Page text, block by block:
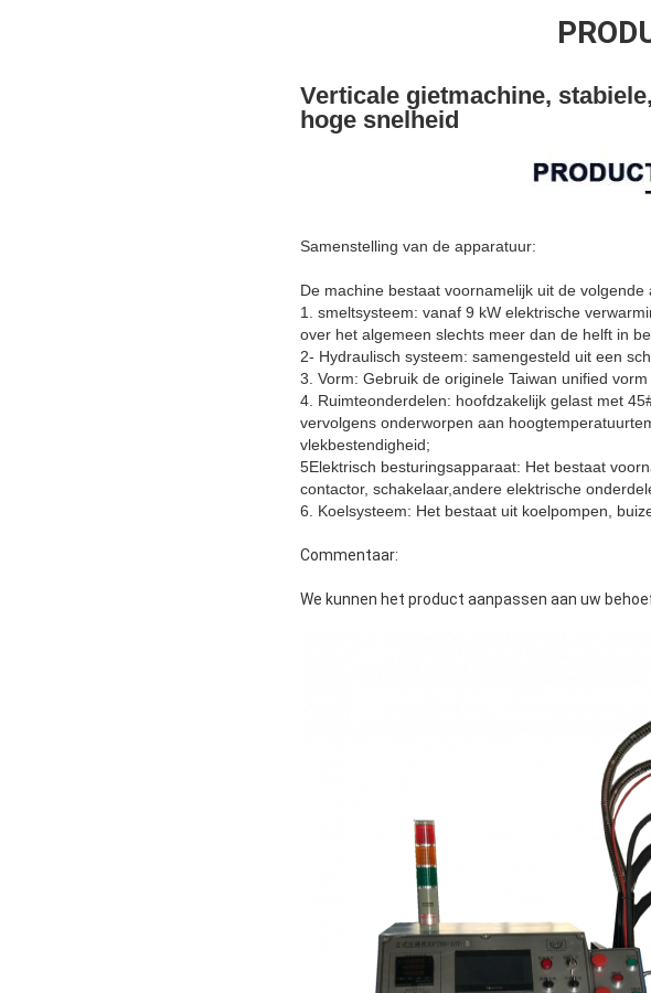
Verticale gietmachine,
hoge snelheid
Samenstelling van de apparatuur:
De machine bestaat voornamelijk uit de volgende
1. smeltsysteem: vanaf 9 kW elektrische
over het algemeen slechts meer dan de helft in
2- Hydraulisch systeem: samengesteld uit een
3. Vorm: Gebruik de originele Taiwan unified
4. Ruimteonderdelen: hoofdzakelijk gelast met
vervolgens onderworpen aan
vlekbestendigheid;
5Elektrisch besturingsapparaat: Het bestaat
contactor, schakelaar,andere elektrische
6. Koelsysteem: Het bestaat uit koelpompen,
Commentaar:
We kunnen het product aanpassen aan uw